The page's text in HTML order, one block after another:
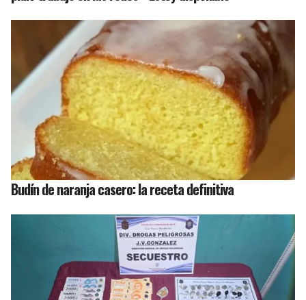
Budín de naranja casero: la receta definitiva